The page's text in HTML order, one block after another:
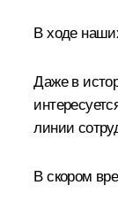
В ходе
Даже в
линии
В скором